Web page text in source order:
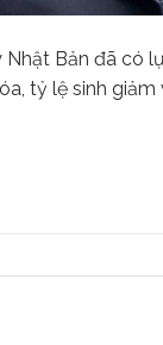
Nhật Bản đã có
tỷ lệ sinh